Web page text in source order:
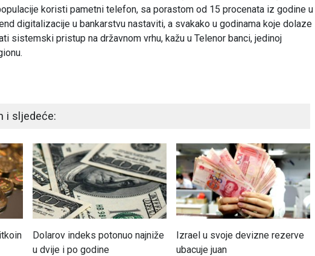
koristi pametni telefon, sa porastom od 15 procenata iz godine u
digitalizacije u bankarstvu nastaviti, a svakako u godinama koje dolaze
sistemski pristup na državnom vrhu, kažu u Telenor banci, jedinoj
i sljedeće:
Dolarov indeks potonuo najniže
u dvije i po godine
Izrael u svoje devizne rezerve
ubacuje juan